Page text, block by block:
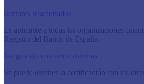
Sectores relacionados
Es aplicable a todas las organizaciones
Registro del Banco de España.​
Integración con otros sistemas
​Se puede obtener la certificación con las